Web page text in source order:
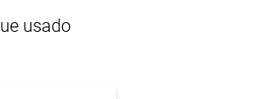
usado